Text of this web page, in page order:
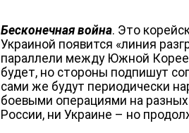
Бесконечная война. Это
Украиной появится «линия
параллели между Южной
будет, но стороны подпишут
сами же будут периодически
боевыми операциями на
России, ни Украине – но